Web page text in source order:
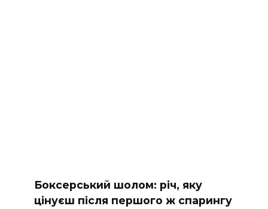
Боксерський шолом: річ, яку
цінуєш після першого ж спарингу